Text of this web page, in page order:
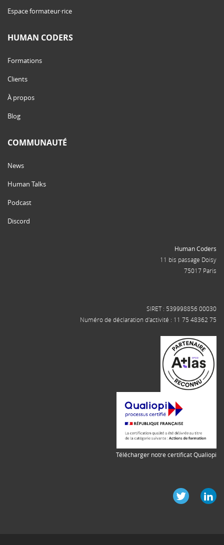
Espace formateur·rice
HUMAN CODERS
Formations
Clients
À propos
Blog
COMMUNAUTÉ
News
Human Talks
Podcast
Discord
Human Coders
11 bis passage Doisy
75017 Paris
SIRET : 539998856 00030
Numéro de déclaration d'activité : 11 75 48362 75
Télécharger notre certificat Qualiopi